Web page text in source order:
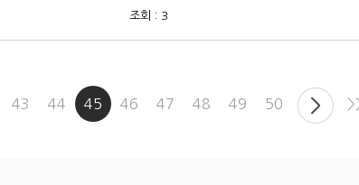
조회 : 3
43 44 45 46 47 48 49 50